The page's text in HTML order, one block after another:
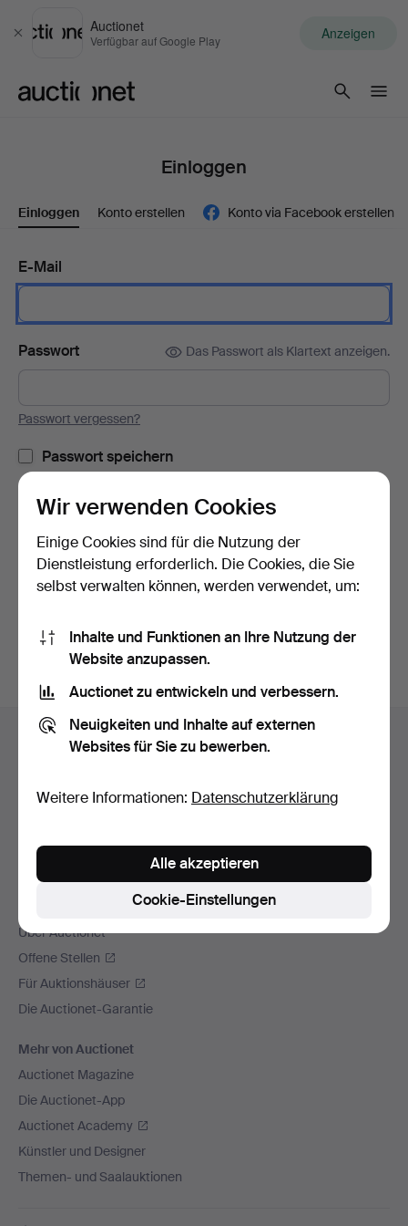
Schließen
Auctionet
Verfügbar auf Google Play Anzeigen
Einloggen
Einloggen Konto erstellen Konto via Facebook erstellen
E-Mail
Passwort Das Passwort als Klartext anzeigen.
Passwort vergessen?
Passwort speichern
Einloggen
oder hier via Facebook einloggen
Fußzeilen-
Navigation
Hilfe und Kontakt
Alle Auktionshäuser
Über Auctionet
Offene Stellen
Für Auktionshäuser
Die Auctionet-Garantie
Mehr von Auctionet
Auctionet Magazine
Die Auctionet-App
Auctionet Academy
Künstler und Designer
Themen- und Saalauktionen
Wir verwenden Cookies
Einige Cookies sind für die Nutzung der
Dienstleistung erforderlich. Die Cookies, die Sie
selbst verwalten können, werden verwendet, um:
Inhalte und Funktionen an Ihre Nutzung der
Website anzupassen.
Auctionet zu entwickeln und verbessern.
Neuigkeiten und Inhalte auf externen
Websites für Sie zu bewerben.
Weitere Informationen: Datenschutzerklärung
Cookie-Einstellungen
Alle akzeptieren